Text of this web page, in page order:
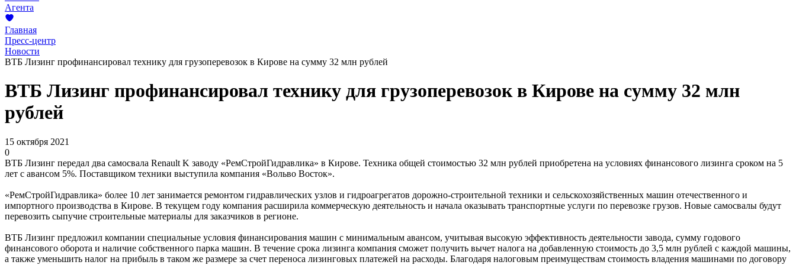
Агента
Главная
Пресс-центр
Новости
ВТБ Лизинг профинансировал технику для грузоперевозок в Кирове на сумму 32 млн рублей
ВТБ Лизинг профинансировал технику для грузоперевозок в Кирове на сумму 32 млн
рублей
15 октября 2021
0
ВТБ Лизинг передал два самосвала Renault K заводу «РемСтройГидравлика» в Кирове. Техника общей стоимостью 32 млн рублей приобретена на условиях финансового лизинга сроком на 5
лет с авансом 5%. Поставщиком техники выступила компания «Вольво Восток».
«РемСтройГидравлика» более 10 лет занимается ремонтом гидравлических узлов и гидроагрегатов дорожно-строительной техники и сельскохозяйственных машин отечественного и
импортного производства в Кирове. В текущем году компания расширила коммерческую деятельность и начала оказывать транспортные услуги по перевозке грузов. Новые самосвалы будут
перевозить сыпучие строительные материалы для заказчиков в регионе.
ВТБ Лизинг предложил компании специальные условия финансирования машин с минимальным авансом, учитывая высокую эффективность деятельности завода, сумму годового
финансового оборота и наличие собственного парка машин. В течение срока лизинга компания сможет получить вычет налога на добавленную стоимость до 3,5 млн рублей с каждой машины,
а также уменьшить налог на прибыль в таком же размере за счет переноса лизинговых платежей на расходы. Благодаря налоговым преимуществам стоимость владения машинами по договору